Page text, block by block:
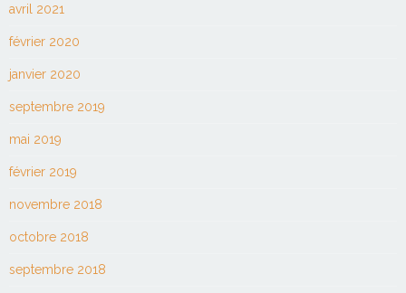
avril 2021
février 2020
janvier 2020
septembre 2019
mai 2019
février 2019
novembre 2018
octobre 2018
septembre 2018